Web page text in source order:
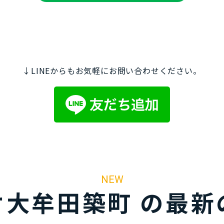
↓LINEからもお気軽にお問い合わせください。
NEW
牟田築町 の最